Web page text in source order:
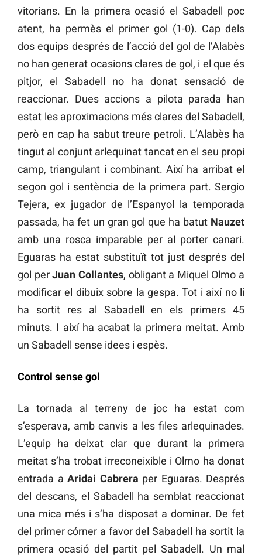
vitorians. En la primera ocasió el Sabadell poc
atent, ha permès el primer gol (1-0). Cap dels
dos equips després de l’acció del gol de l’Alabès
no han generat ocasions clares de gol, i el que és
pitjor, el Sabadell no ha donat sensació de
reaccionar. Dues accions a pilota parada han
estat les aproximacions més clares del Sabadell,
però en cap ha sabut treure petroli. L’Alabès ha
tingut al conjunt arlequinat tancat en el seu propi
camp, triangulant i combinant. Així ha arribat el
segon gol i sentència de la primera part. Sergio
Tejera, ex jugador de l’Espanyol la temporada
passada, ha fet un gran gol que ha batut Nauzet
amb una rosca imparable per al porter canari.
Eguaras ha estat substituït tot just després del
gol perJuan Collantes, obligant a Miquel Olmo a
modificar el dibuix sobre la gespa. Tot i així no li
ha sortit res al Sabadell en els primers 45
minuts. I així ha acabat la primera meitat. Amb
un Sabadell sense idees i espès.
Control sense gol
La tornada al terreny de joc ha estat com
s’esperava, amb canvis a les files arlequinades.
L’equip ha deixat clar que durant la primera
meitat s’ha trobat irreconeixible i Olmo ha donat
entrada a Aridai Cabrera per Eguaras. Després
del descans, el Sabadell ha semblat reaccionat
una mica més i s’ha disposat a dominar. De fet
del primer córner a favor del Sabadell ha sortit la
primera ocasió del partit pel Sabadell. Un mal